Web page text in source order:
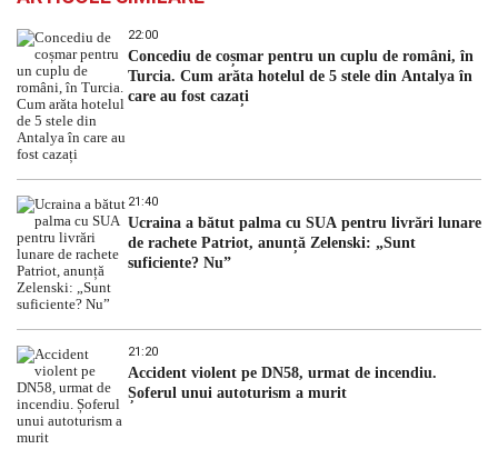
22:00
Concediu de coșmar pentru un cuplu de români, în
Turcia. Cum arăta hotelul de 5 stele din Antalya în
care au fost cazați
21:40
Ucraina a bătut palma cu SUA pentru livrări lunare
de rachete Patriot, anunță Zelenski: „Sunt
suficiente? Nu”
21:20
Accident violent pe DN58, urmat de incendiu.
Șoferul unui autoturism a murit